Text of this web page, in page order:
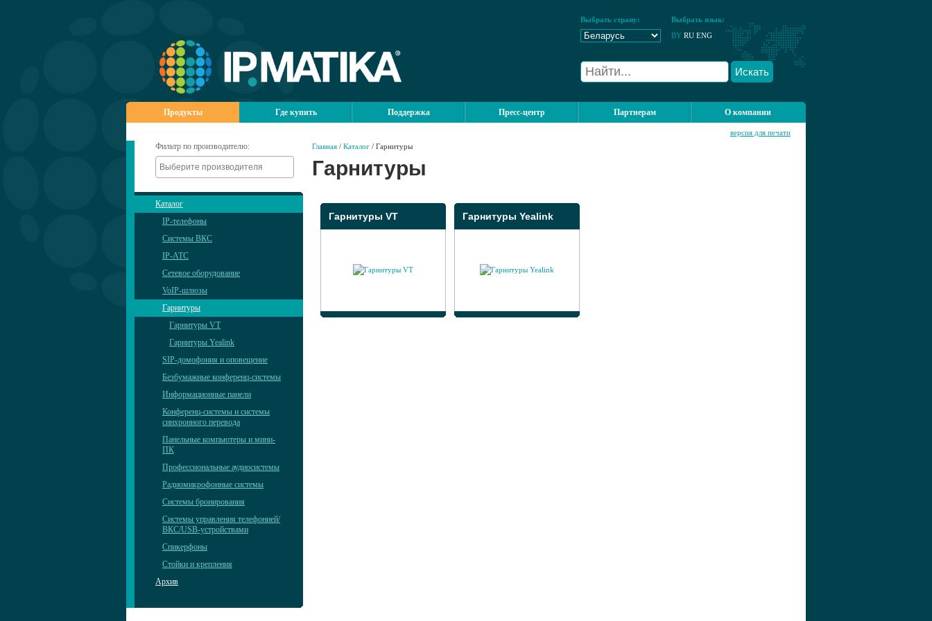
Выбрать страну:
Выбрать язык:
BY RU ENG
Искать
Продукты Где купить Поддержка Пресс-центр Партнерам О компании
Фильтр по производителю:
Каталог
IP-телефоны
Системы ВКС
IP-АТС
Сетевое оборудование
VoIP-шлюзы
Гарнитуры
Гарнитуры VT
Гарнитуры Yealink
SIP-домофония и оповещение
Безбумажные конференц-системы
Информационные панели
Конференц-системы и системы
синхронного перевода
Панельные компьютеры и мини-
ПК
Профессиональные аудиосистемы
Радиомикрофонные системы
Системы бронирования
Системы управления телефонией/
ВКС/USB-устройствами
Спикерфоны
Стойки и крепления
Архив
Главная / Каталог / Гарнитуры
версия для печати
Гарнитуры
Гарнитуры VT Гарнитуры Yealink